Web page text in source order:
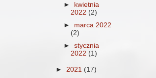
►
kwietnia
2022 (2)
► marca 2022
(2)
►stycznia
2022 (1)
► 2021 (17)